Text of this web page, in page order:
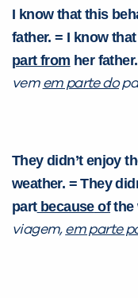
I know that this
father. = I know
part from her father.
vem em parte do
They didn’t enjoy
weather. = They
part becauseofthe
viagem, em parte